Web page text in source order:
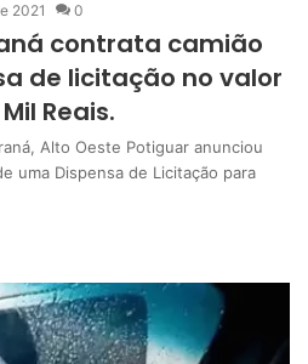
2021 0
contrata camião
de licitação no valor
Reais.
Alto Oeste Potiguar anunciou
uma Dispensa de Licitação para